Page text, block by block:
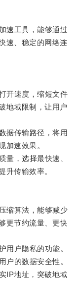
工具，能够通过
速、稳定的网络连
速度，缩短文件
地域限制，让用户
传输路径，将用
加速效果。
，选择最快速、
升传输效率。
算法，能够减少
更节约流量、更快
户隐私的功能。
的数据安全性。
地址，突破地域